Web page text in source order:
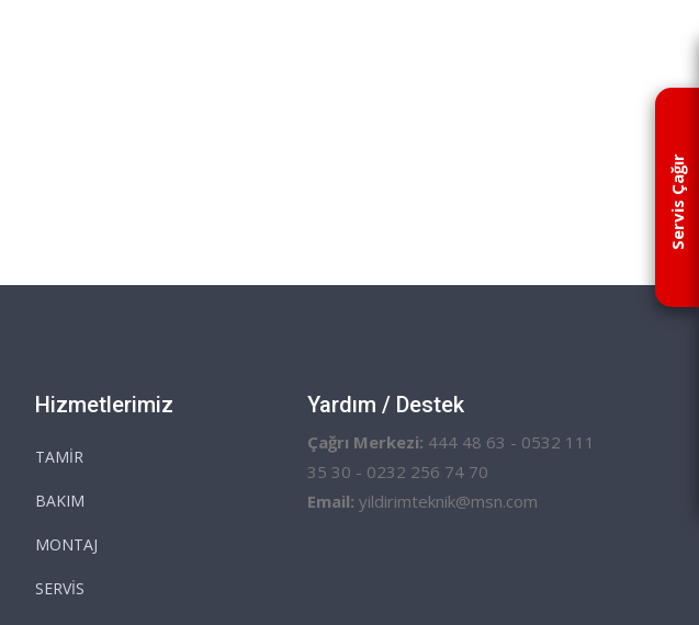
Servis Çağır
Hizmetlerimiz
TAMİR
BAKIM
MONTAJ
SERVİS
Yardım / Destek
Çağrı Merkezi: 444 48 63 - 0532 111
35 30 - 0232 256 74 70
Email: yildirimteknik@msn.com